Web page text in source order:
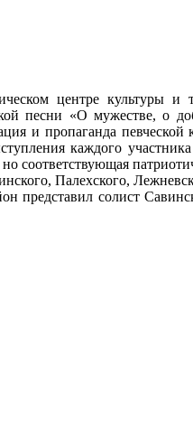
центре культуры
песни «О мужестве, о
и пропаганда
каждого
соответствующая
Палехского,
представил солист